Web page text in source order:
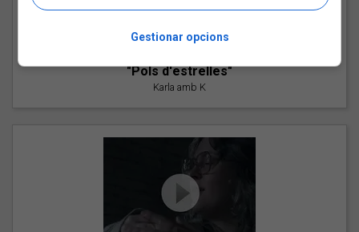
"Pols d'estrelles"
Karla amb K
Gestionar opcions